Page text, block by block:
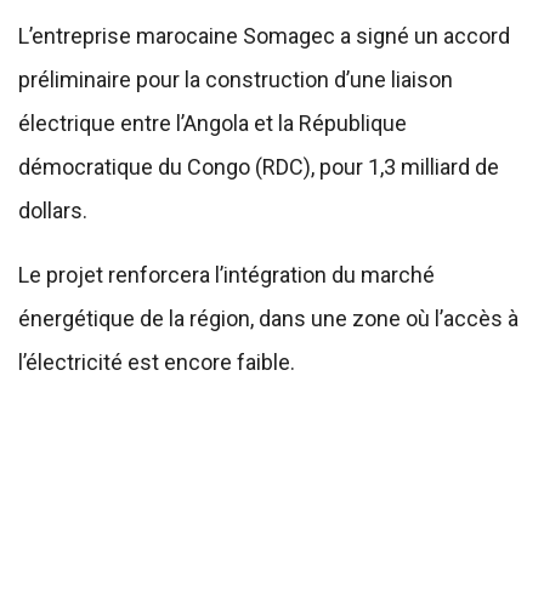
L’entreprise marocaine Somagec a signé un accord
préliminaire pour la construction d’une liaison
électrique entre l’Angola et la République
démocratique du Congo (RDC), pour 1,3 milliard de
dollars.
Le projet renforcera l’intégration du marché
énergétique de la région, dans une zone où l’accès à
l’électricité est encore faible.